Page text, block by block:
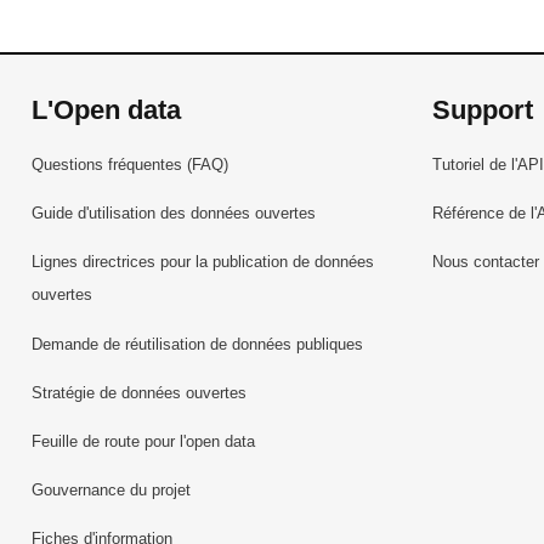
L'Open data
Questions fréquentes (FAQ)
Guide d'utilisation des données ouvertes
Lignes directrices pour la publication de données
ouvertes
Demande de réutilisation de données publiques
Stratégie de données ouvertes
Feuille de route pour l'open data
Gouvernance du projet
Fiches d'information
Support
Tutoriel de l'API
Référence de
Nous contacter